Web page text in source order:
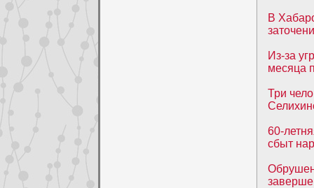
В
Из-за
месяца
Три
60-
сбыт